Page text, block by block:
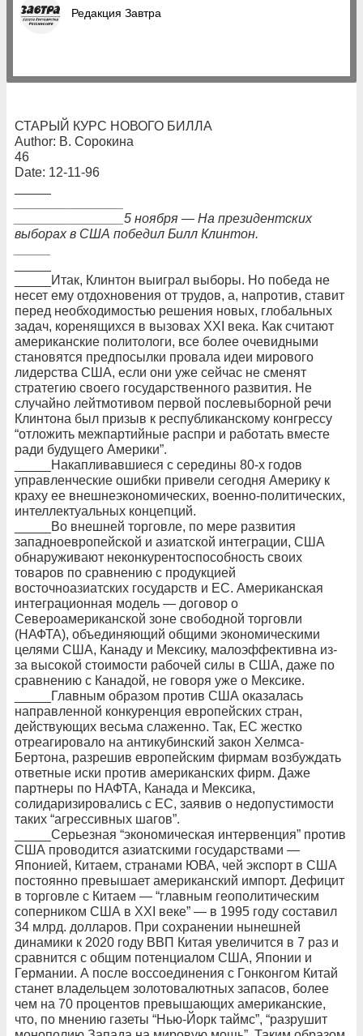
Редакция Завтра
СТАРЫЙ КУРС НОВОГО БИЛЛА
Author: В. Сорокина
46
Date: 12-11-96
_______________5 ноября — На президентских
выборах в США победил Билл Клинтон.
_____Итак, Клинтон выиграл выборы. Но победа не
несет ему отдохновения от трудов, а, напротив, ставит
перед необходимостью решения новых, глобальных
задач, коренящихся в вызовах XXI века. Как считают
американские политологи, все более очевидными
становятся предпосылки провала идеи мирового
лидерства США, если они уже сейчас не сменят
стратегию своего государственного развития. Не
случайно лейтмотивом первой послевыборной речи
Клинтона был призыв к республиканскому конгрессу
“отложить межпартийные распри и работать вместе
ради будущего Америки”.
_____Накапливавшиеся с середины 80-х годов
управленческие ошибки привели сегодня Америку к
краху ее внешнеэкономических, военно-политических,
интеллектуальных концепций.
_____Во внешней торговле, по мере развития
западноевропейской и азиатской интеграции, США
обнаруживают неконкурентоспособность своих
товаров по сравнению с продукцией
восточноазиатских государств и ЕС. Американская
интеграционная модель — договор о
Североамериканской зоне свободной торговли
(НАФТА), объединяющий общими экономическими
целями США, Канаду и Мексику, малоэффективна из-
за высокой стоимости рабочей силы в США, даже по
сравнению с Канадой, не говоря уже о Мексике.
_____Главным образом против США оказалась
направленной конкуренция европейских стран,
действующих весьма слаженно. Так, ЕС жестко
отреагировало на антикубинский закон Хелмса-
Бертона, разрешив европейским фирмам возбуждать
ответные иски против американских фирм. Даже
партнеры по НАФТА, Канада и Мексика,
солидаризировались с ЕС, заявив о недопустимости
таких “агрессивных шагов”.
_____Серьезная “экономическая интервенция” против
США проводится азиатскими государствами —
Японией, Китаем, странами ЮВА, чей экспорт в США
постоянно превышает американский импорт. Дефицит
в торговле с Китаем — “главным геополитическим
соперником США в XXI веке” — в 1995 году составил
34 млрд. долларов. При сохранении нынешней
динамики к 2020 году ВВП Китая увеличится в 7 раз и
сравнится с общим потенциалом США, Японии и
Германии. А после воссоединения с Гонконгом Китай
станет владельцем золотовалютных запасов, более
чем на 70 процентов превышающих американские,
что, по мнению газеты “Нью-Йорк таймс”, “разрушит